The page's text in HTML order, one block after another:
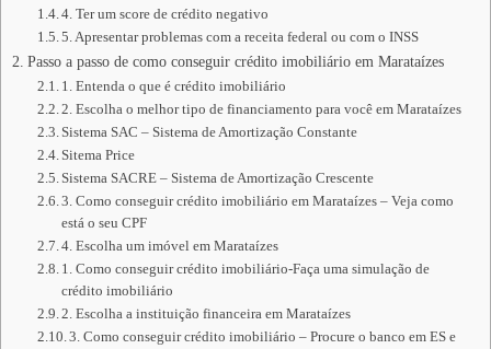
4. Ter um score de crédito negativo
5. Apresentar problemas com a receita federal ou com o INSS
Passo a passo de como conseguir crédito imobiliário em Marataízes
1. Entenda o que é crédito imobiliário
2. Escolha o melhor tipo de financiamento para você em Marataízes
Sistema SAC – Sistema de Amortização Constante
Sitema Price
Sistema SACRE – Sistema de Amortização Crescente
3. Como conseguir crédito imobiliário em Marataízes – Veja como
está o seu CPF
4. Escolha um imóvel em Marataízes
1. Como conseguir crédito imobiliário-Faça uma simulação de
crédito imobiliário
2. Escolha a instituição financeira em Marataízes
3. Como conseguir crédito imobiliário – Procure o banco em ES e